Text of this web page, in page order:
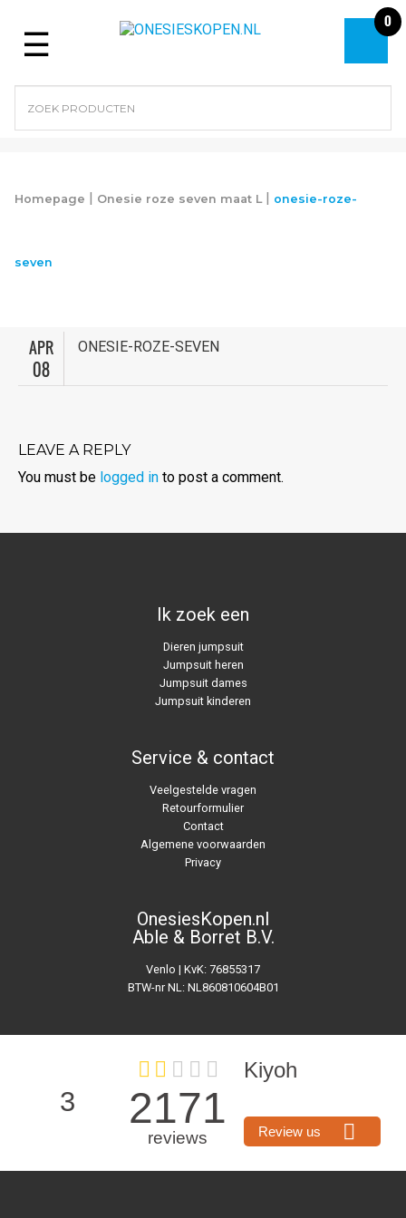
Menu
0
Homepage | Onesie roze seven maat L| onesie-roze-
seven
APR
08
ONESIE-ROZE-SEVEN
LEAVE A REPLY
You must be logged in to post a comment.
Ik zoek een
Dieren jumpsuit
Jumpsuit heren
Jumpsuit dames
Jumpsuit kinderen
Service & contact
Veelgestelde vragen
Retourformulier
Contact
Algemene voorwaarden
Privacy
OnesiesKopen.nl
Able & Borret B.V.
Venlo | KvK: 76855317
BTW-nr NL: NL860810604B01